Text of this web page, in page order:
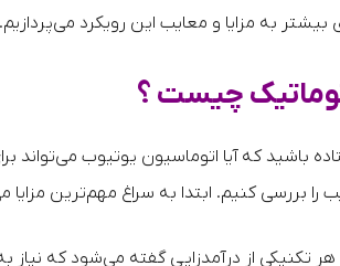
به مزایا و معایب این رویکرد می‌پردازیم.
چیست ؟
باشید که آیا اتوماسیون یوتیوب
بررسی کنیم. ابتدا به سراغ مهم‌ترین مزایا
تکنیکی از درآمدزایی گفته می‌شود که نیاز